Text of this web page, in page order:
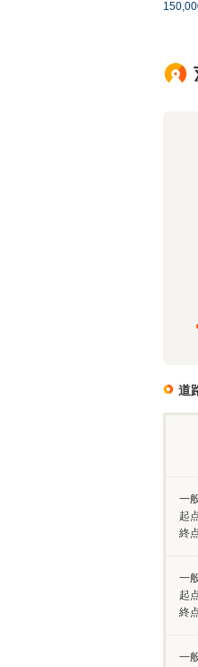
道
一
起
終
一
起
終
一